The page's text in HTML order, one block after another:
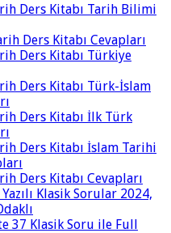
Ders Kitabı Tarih Bilimi
Ders Kitabı Cevapları
Ders Kitabı Türkiye
Ders Kitabı Türk-İslam
Ders Kitabı İlk Türk
Ders Kitabı İslam Tarihi
Ders Kitabı Cevapları
Klasik Sorular 2024,
37 Klasik Soru ile Full